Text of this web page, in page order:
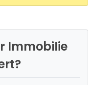
Immobilie